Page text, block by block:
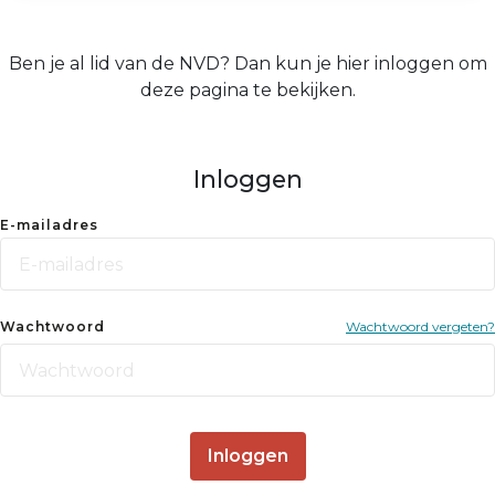
Ben je al lid van de NVD? Dan kun je hier inloggen om
deze pagina te bekijken.
Inloggen
E-mailadres
Wachtwoord Wachtwoord vergeten?
Inloggen